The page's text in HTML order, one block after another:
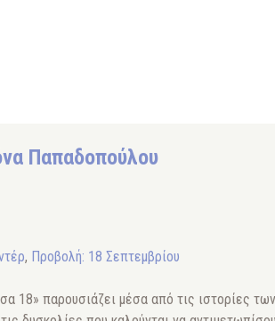
Παπαδοπούλου
, Προβολή: 18 Σεπτεμβρίου
18» παρουσιάζει μέσα από τις ιστορίες